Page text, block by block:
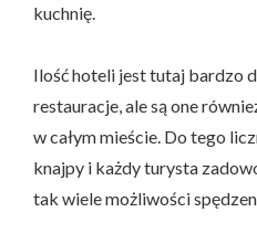
kuchnię.
Ilość hoteli jest tutaj bardzo
restauracje, ale są one
w całym mieście. Do tego
knajpy i każdy turysta
tak wiele możliwości